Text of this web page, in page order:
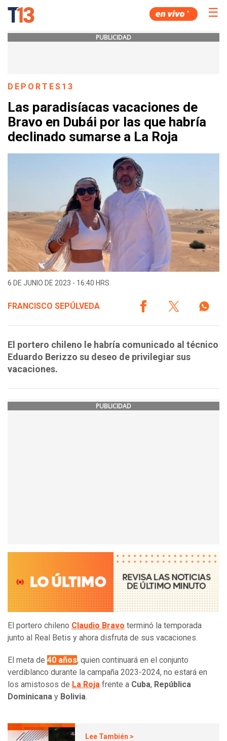
☰
PUBLICIDAD
DEPORTES13
Las paradisíacas vacaciones de
Bravo en Dubái por las que habría
declinado sumarse a La Roja
6 DE JUNIO DE 2023 - 16:40 HRS.
FRANCISCO SEPÚLVEDA
El portero chileno le habría comunicado al técnico
Eduardo Berizzo su deseo de privilegiar sus
vacaciones.
PUBLICIDAD
El portero chileno Claudio Bravo terminó la temporada
junto al Real Betis y ahora disfruta de sus vacaciones.
El meta de 40 años, quien continuará en el conjunto
verdiblanco durante la campaña 2023-2024, no estará en
los amistosos de La Roja frente a Cuba, República
Dominicana y Bolivia.
Lee También >